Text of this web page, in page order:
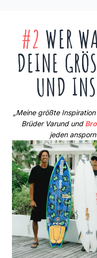
#2 WER
DEINE
ND
„Meine größte
Brüder Varund und
jeden